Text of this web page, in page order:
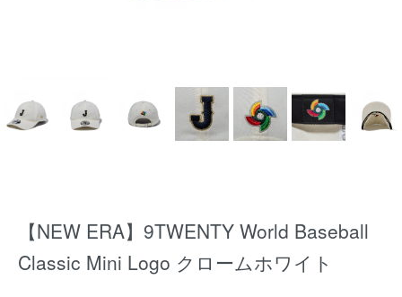
【NEW ERA】9TWENTY World Baseball
Classic Mini Logo クロームホワイト